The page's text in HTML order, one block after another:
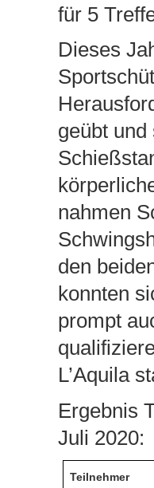
für 5
Dieses
geübt
nahmen
den
konnten
prompt
L’Aquila
Ergebnis
Juli 2020:
Teilnehmer